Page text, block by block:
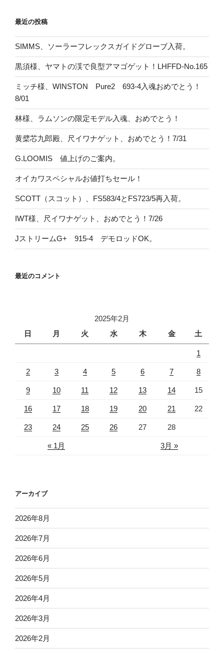
最近の投稿
SIMMS、ソーラーフレックスガイドグローブ入荷。
黒須様、ヤマトの渓で良型アマゴゲット！LHFFD-No.165
ミッチ様、WINSTON Pure2 693-4入魂おめでとう！
8/01
林様、ラムソンの限定モデル入魂、おめでとう！
黄檗芯九郎殿、尺イワナゲット、おめでとう！7/31
G.LOOMIS 値上げのご案内。
オイカワスペシャルお値打ちセール！
SCOTT（スコット）、FS583/4とFS723/5再入荷。
IWT様、尺イワナゲット、おめでとう！7/26
JストリームG+ 915-4 デモロッドOK。
最近のコメント
2025年2月
日
月 火 水 木 金 土
« 1月 3月 »
1
2 3 4 5 6 7 8
9 10 11 12 13 14 15
16 17 18 19 20 21 22
23 24 25 26 27 28
アーカイブ
2026年8月
2026年7月
2026年6月
2026年5月
2026年4月
2026年3月
2026年2月